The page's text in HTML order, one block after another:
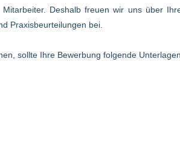
Deshalb freuen wir uns über
Praxisbeurteilungen bei.
sollte Ihre Bewerbung folgende